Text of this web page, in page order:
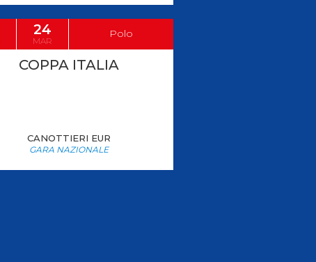
24
MAR
Polo
COPPA ITALIA
CANOTTIERI EUR
GARA NAZIONALE